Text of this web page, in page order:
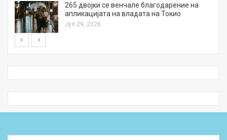
265 двојки се венчале благодарение на
апликацијата на владата на Токио
Јул 29, 2026